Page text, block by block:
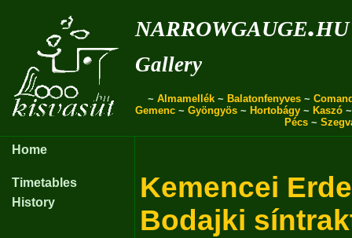
narrowgauge.hu
Gallery
~ Almamellék ~ Balatonfenyves ~
Gemenc ~ Gyöngyös ~ Hortobágy ~ Kaszó
Pécs ~
Home
Timetables
History
Kemencei
Bodajki